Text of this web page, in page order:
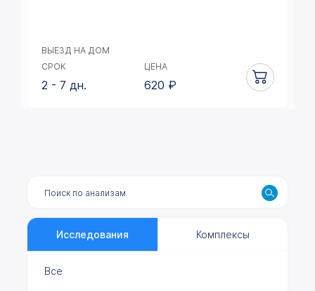
ВЫЕЗД НА ДОМ
СРОК
2 - 7 дн.
ЦЕНА
620 ₽
Исследования Комплексы
Все